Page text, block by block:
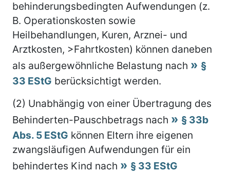
behinderungsbedingten Aufwendungen (z.
B. Operationskosten sowie
Heilbehandlungen, Kuren, Arznei- und
Arztkosten, >Fahrtkosten) können daneben
als außergewöhnliche Belastung nach
§
33 EStG berücksichtigt werden.
(2) Unabhängig von einer Übertragung des
Behinderten-Pauschbetrags nach
§ 33b
Abs. 5 EStG können Eltern ihre eigenen
zwangsläufigen Aufwendungen für ein
behindertes Kind nach
§ 33 EStG